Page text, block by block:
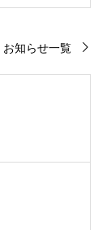
お知らせ一覧